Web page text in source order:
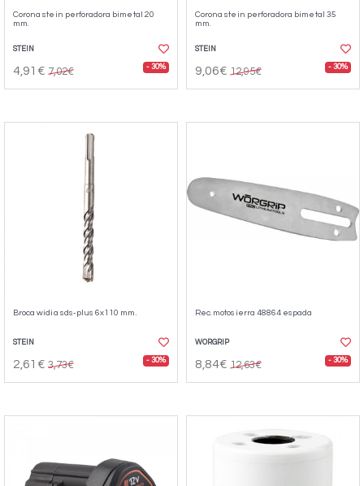
Corona stein perforadora bimetal 20
mm.
STEIN
4,91€ 7,02€ - 30%
Corona stein perforadora bimetal 35
mm.
STEIN
9,06€ 12,95€ - 30%
Broca widia sds-plus 6x110 mm.
STEIN
2,61€ 3,73€ - 30%
Rec. motosierra 48864 espada
WORGRIP
8,84€ 12,63€ - 30%